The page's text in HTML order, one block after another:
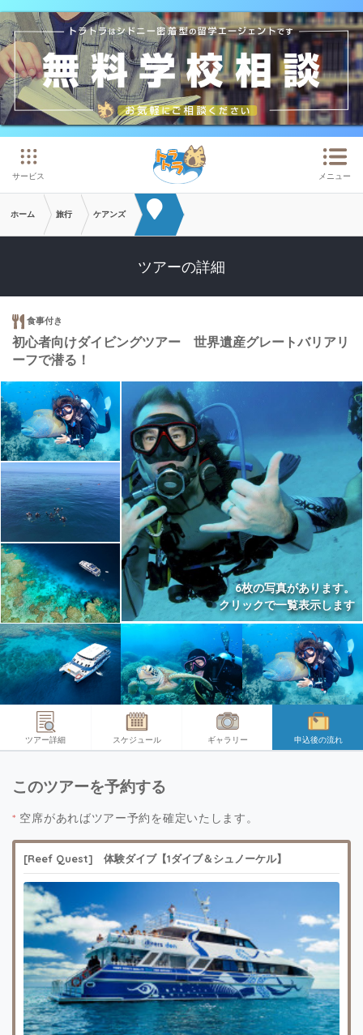
メインコンテンツへスキップ
サービス メニュー
ホーム 旅行 ケアンズ
ツアーの詳細
食事付き
初心者向けダイビングツアー 世界遺産グレートバリアリ
ーフで潜る！
6枚の写真があります。
クリックで一覧表示します
ツアー詳細 スケジュール ギャラリー 申込後の流れ
このツアーを予約する
* 空席があればツアー予約を確定いたします。
[Reef Quest] 体験ダイブ【1ダイブ＆シュノーケル】